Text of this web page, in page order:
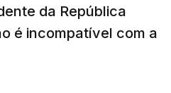
da República
é incompatível com a